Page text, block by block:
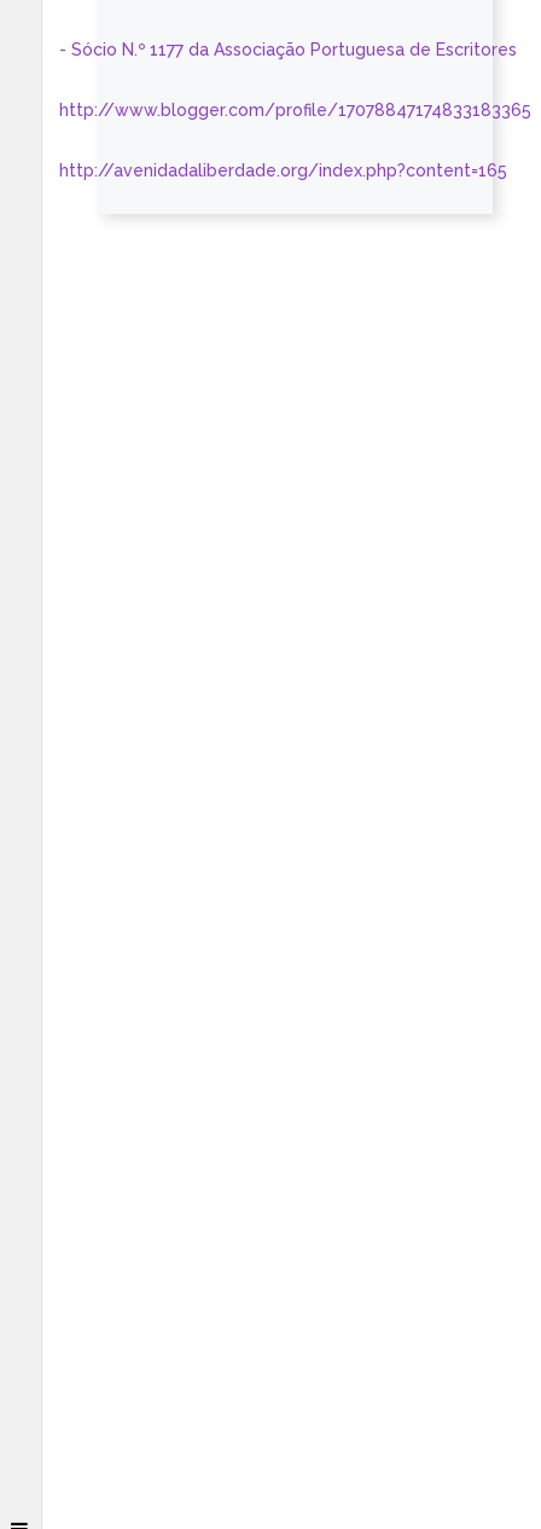
- Sócio N.º 1177 da Associação Portuguesa de Escritores
http://www.blogger.com/profile/17078847174833183365
http://avenidadaliberdade.org/index.php?content=165